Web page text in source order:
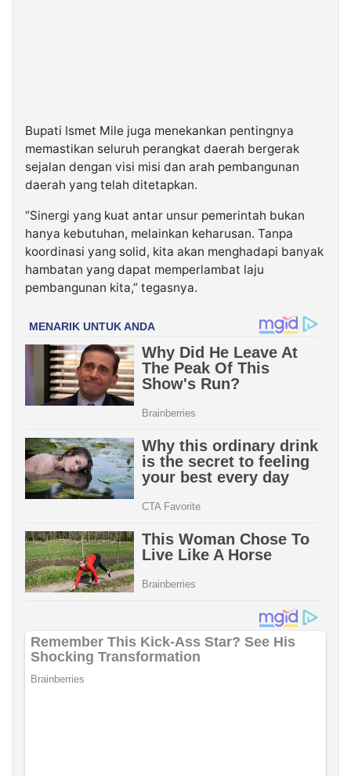
Bupati Ismet Mile juga menekankan pentingnya
memastikan seluruh perangkat daerah bergerak
sejalan dengan visi misi dan arah pembangunan
daerah yang telah ditetapkan.
“Sinergi yang kuat antar unsur pemerintah bukan
hanya kebutuhan, melainkan keharusan. Tanpa
koordinasi yang solid, kita akan menghadapi banyak
hambatan yang dapat memperlambat laju
pembangunan kita,” tegasnya.